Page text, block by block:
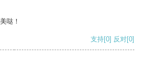
哒！
支持[0] 反对[0]